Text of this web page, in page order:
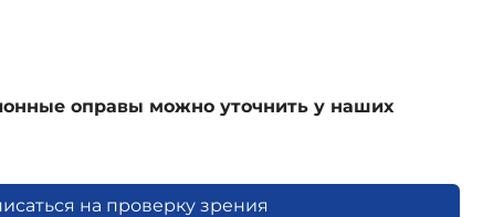
оправы можно уточнить у наших
на проверку зрения